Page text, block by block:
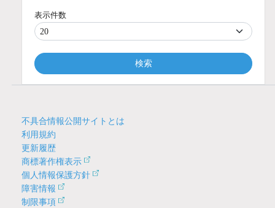
表示件数
検索
不具合情報公開サイトとは
利用規約
更新履歴
商標著作権表示
個人情報保護方針
障害情報
制限事項